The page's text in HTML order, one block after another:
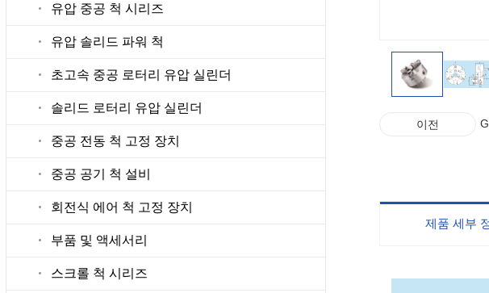
유압 중공 척 시리즈
유압 솔리드 파워 척
초고속 중공 로터리 유압 실린더
솔리드 로터리 유압 실린더
중공 전동 척 고정 장치
중공 공기 척 설비
회전식 에어 척 고정 장치
부품 및 액세서리
스크롤 척 시리즈
이전
제품 세부